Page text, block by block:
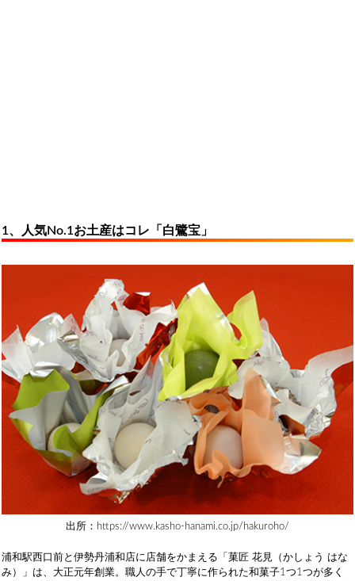
1、人気No.1お土産はコレ「白鷺宝」
出所：https://www.kasho-hanami.co.jp/hakuroho/
浦和駅西口前と伊勢丹浦和店に店舗をかまえる「菓匠 花見（かしょう はな
み）」は、大正元年創業。職人の手で丁寧に作られた和菓子1つ1つが多く